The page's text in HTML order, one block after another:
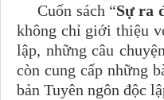
Cuốn sách “Sự ra
không chỉ giới thiệu
lập, những câu
còn cung cấp những
bản Tuyên ngôn độc